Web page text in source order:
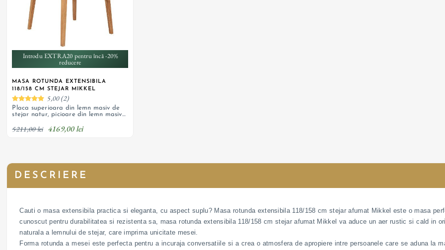
Introdu EXTRA20 pentru încă -20%
reducere
MASA ROTUNDA EXTENSIBILA
118/158 CM STEJAR MIKKEL
5,00 (2)
Placa superioara din lemn masiv de
stejar natur, picioare din lemn masiv
5211,00 lei 4169,00 lei
DESCRIERE
Cauti o masa extensibila practica si eleganta, cu aspect suplu? Masa rotunda extensibila 118/158 cm stejar afumat Mikkel este o masa
cunoscut pentru durabilitatea si rezistenta sa, masa rotunda extensibila 118/158 cm stejar afumat Mikkel va aduce un aer rustic si cald in
naturala a lemnului de stejar, care imprima unicitate mesei.
Forma rotunda a mesei este perfecta pentru a incuraja conversatiile si a crea o atmosfera de apropiere intre persoanele care se aduna la